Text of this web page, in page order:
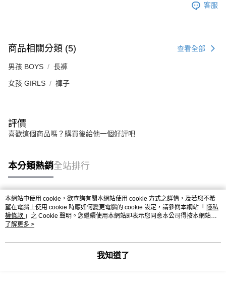
客服
商品相關分類 (5) 查看全部
男孩 BOYS 長褲
女孩 GIRLS 褲子
評價
喜歡這個商品嗎？購買後給他一個好評吧
本分類熱銷全站排行
熱門標籤
本網站中使用 cookie，欲查詢有關本網站使用 cookie 方式之詳情，及若您不希
望在電腦上使用 cookie 時應如何變更電腦的 cookie 設定，請參閱本網站「 隱私
權條款 」之 Cookie 聲明。您繼續使用本網站即表示您同意本公司得按本網站使
用條款之 Cookie 聲明使用 cookie。
了解更多 >
我知道了